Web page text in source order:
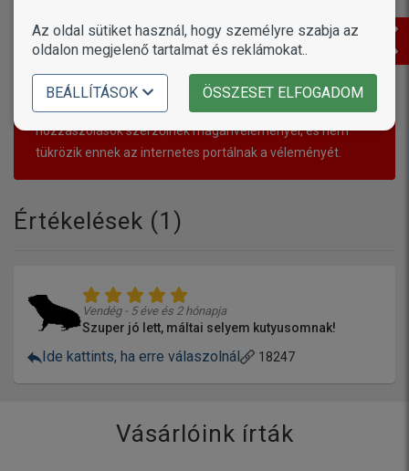
gazdit!
A megjegyzésekben kifejtett vélemények a
hozzászólások szerzőinek magánvéleményei, és nem
tükrözik ennek az internetes portálnak a véleményét.
Értékelések (1 )
Vendég - 5 éve és 2 hónapja
Szuper jó lett, máltai selyem kutyusomnak!
Ide kattints, ha erre válaszolnál 18247
Vásárlóink írták
Az oldal sütiket használ, hogy személyre szabja az
oldalon megjelenő tartalmat és reklámokat..
BEÁLLÍTÁSOK ÖSSZESET ELFOGADOM